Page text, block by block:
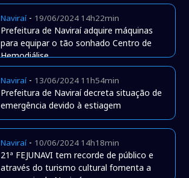
Naviraí- 19/06/2024 14h22min
Prefeitura de Naviraí adquire máquinas
para equipar o tão sonhado Centro de
Hemodiálise
Naviraí- 13/06/2024 11h54min
Prefeitura de Naviraí decreta situação de
emergência devido à estiagem
Naviraí- 10/06/2024 14h18min
21ª FEJUNAVI tem recorde de público e
através do turismo cultural fomenta a